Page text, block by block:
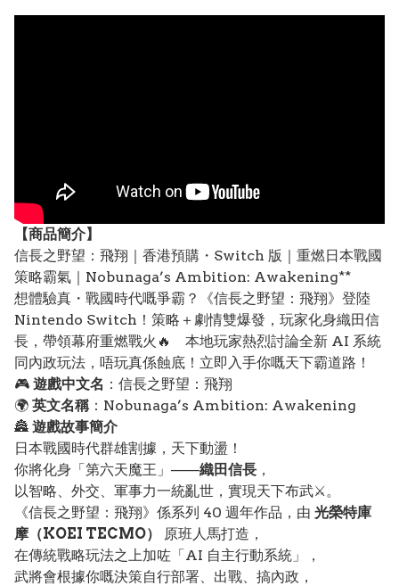
【商品簡介】
信長之野望：飛翔｜香港預購・Switch 版｜重燃日本戰國
策略霸氣｜Nobunaga’s Ambition: Awakening**
想體驗真・戰國時代嘅爭霸？《信長之野望：飛翔》登陸
Nintendo Switch！策略＋劇情雙爆發，玩家化身織田信
長，帶領幕府重燃戰火🔥 本地玩家熱烈討論全新 AI 系統
同內政玩法，唔玩真係蝕底！立即入手你嘅天下霸道路！
🎮 遊戲中文名 ：信長之野望：飛翔
🌍 英文名稱 ：Nobunaga’s Ambition: Awakening
🏯 遊戲故事簡介
日本戰國時代群雄割據，天下動盪！
你將化身「第六天魔王」——織田信長 ，
以智略、外交、軍事力一統亂世，實現天下布武⚔️。
《信長之野望：飛翔》係系列 40 週年作品，由 光榮特庫
摩（KOEI TECMO）
原班人馬打造，
在傳統戰略玩法之上加咗「AI 自主行動系統」，
武將會根據你嘅決策自行部署、出戰、搞內政，